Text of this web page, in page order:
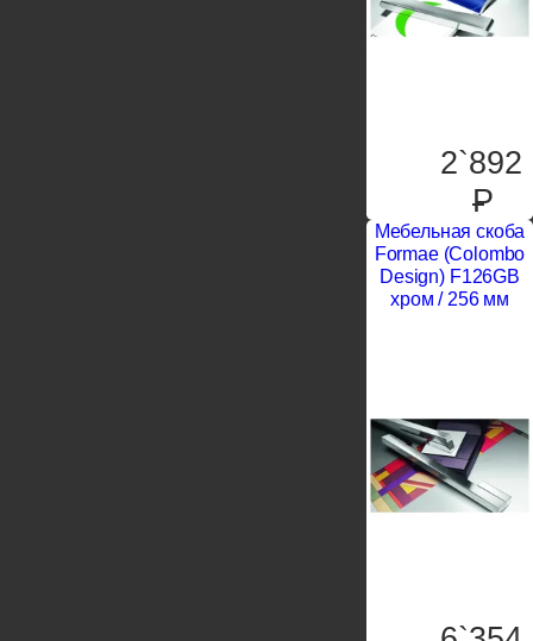
2`892
P
Мебельная скоба
Formae (Colombo
Design) F126GB
хром / 256 мм